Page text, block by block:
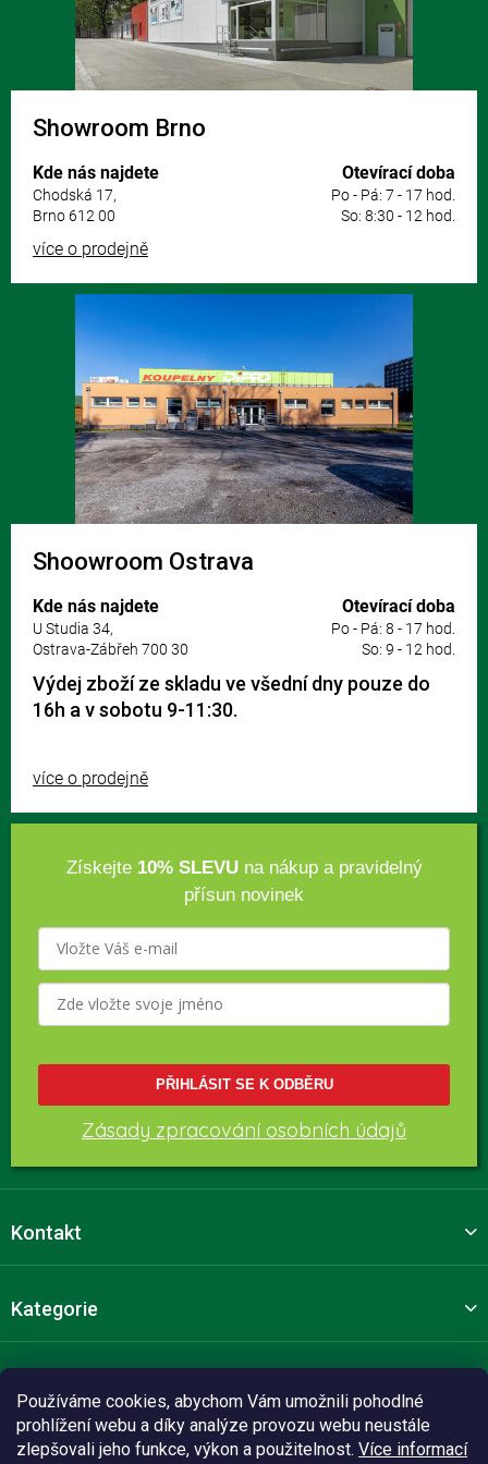
Používáme cookies, abychom Vám umožnili pohodlné
prohlížení webu a díky analýze provozu webu neustále
zlepšovali jeho funkce, výkon a použitelnost. Více informací
Showroom Brno
Kde nás najdete
Chodská 17,
Brno 612 00
Otevírací doba
Po - Pá: 7 - 17 hod.
So: 8:30 - 12 hod.
více o prodejně
Shoowroom Ostrava
Kde nás najdete
U Studia 34,
Ostrava-Zábřeh 700 30
Otevírací doba
Po - Pá: 8 - 17 hod.
So: 9 - 12 hod.
Výdej zboží ze skladu ve všední dny pouze do
16h a v sobotu 9-11:30.
více o prodejně
Získejte 10% SLEVUna nákup a pravidelný
přísun novinek
PŘIHLÁSIT SE K ODBĚRU
Zásady zpracování osobních údajů
Kontakt
Kategorie